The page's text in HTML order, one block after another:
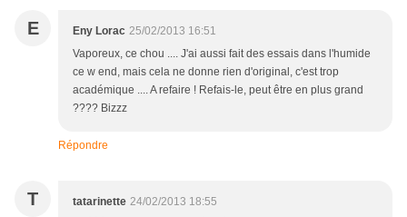
E Eny Lorac 25/02/2013 16:51
Vaporeux, ce chou .... J'ai aussi fait des essais dans l'humide
ce w end, mais cela ne donne rien d'original, c'est trop
académique .... A refaire ! Refais-le, peut être en plus grand
???? Bizzz
Répondre
T tatarinette 24/02/2013 18:55